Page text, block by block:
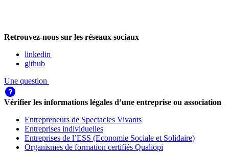
Retrouvez-nous sur les réseaux sociaux
linkedin
github
Une question
Vérifier les informations légales d’une entreprise ou association
Entrepreneurs de Spectacles Vivants
Entreprises individuelles
Entreprises de l’ESS (Economie Sociale et Solidaire)
Organismes de formation certifiés Qualiopi